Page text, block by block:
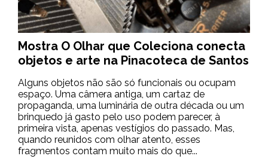
Mostra O Olhar que Coleciona conecta
objetos e arte na Pinacoteca de Santos
Alguns objetos não são só funcionais ou ocupam
espaço. Uma câmera antiga, um cartaz de
propaganda, uma luminária de outra década ou um
brinquedo já gasto pelo uso podem parecer, à
primeira vista, apenas vestígios do passado. Mas,
quando reunidos com olhar atento, esses
fragmentos contam muito mais do que...